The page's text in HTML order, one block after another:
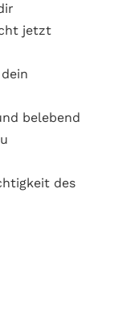
jetzt
belebend
des